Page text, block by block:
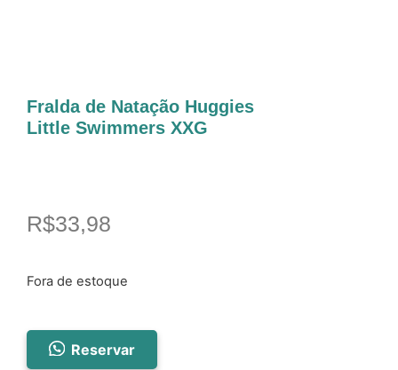
Fralda de Natação Huggies
Little Swimmers XXG
R$33,98
Fora de estoque
Reservar